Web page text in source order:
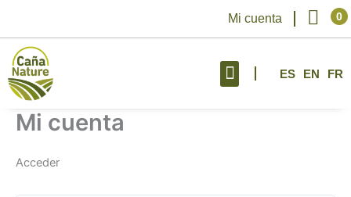
contenido
Mi cuenta 0
ES EN FR
Mi cuenta
Acceder
Obligatorio